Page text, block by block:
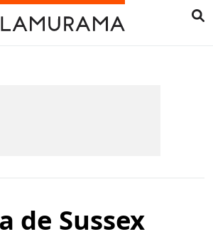
de Sussex